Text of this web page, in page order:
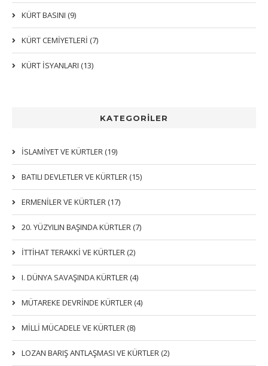
KATEGORİLER
İSLAMIYET VE KÜRTLER (19)
BATILI DEVLETLER VE KÜRTLER (15)
ERMENİLER VE KÜRTLER (17)
20. YÜZYILIN BAŞINDA KÜRTLER (7)
İTTIHAT TERAKKI VE KÜRTLER (2)
I. DÜNYA SAVAŞINDA KÜRTLER (4)
MÜTAREKE DEVRİNDE KÜRTLER (4)
MİLLİ MÜCADELE VE KÜRTLER (8)
LOZAN BARIŞ ANTLAŞMASI VE KÜRTLER (2)
KÜRT BASINI (9)
KÜRT CEMİYETLERİ (7)
KÜRT İSYANLARI (13)